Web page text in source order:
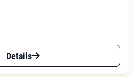
Details